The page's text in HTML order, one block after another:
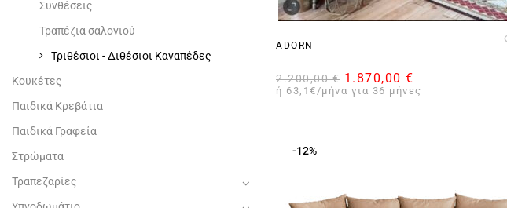
Συνθέσεις
Τραπέζια σαλονιού
Τριθέσιοι - Διθέσιοι Καναπέδες
Κουκέτες
Παιδικά Kρεβάτια
Παιδικά Γραφεία
Στρώματα
Τραπεζαρίες
ADORN
2.200,00€ 1.870,00 €
ή 63,1€/μήνα για 36 μήνες
-12%